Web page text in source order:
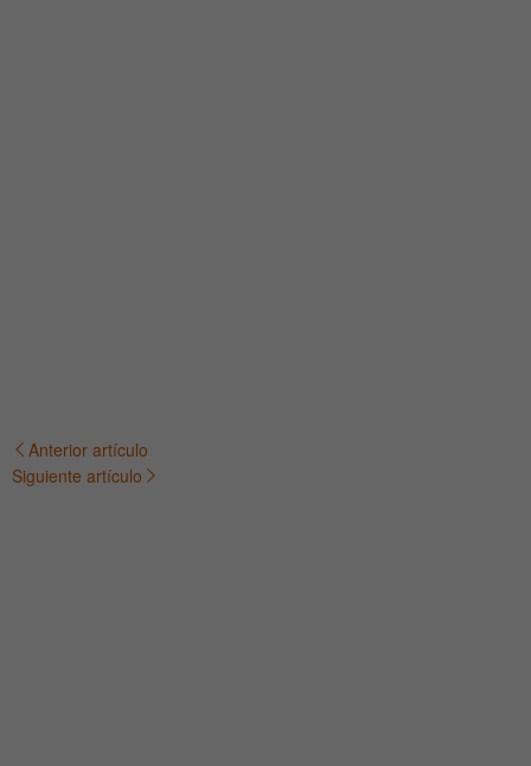
Navegación
Anterior artículo
Siguiente artículo